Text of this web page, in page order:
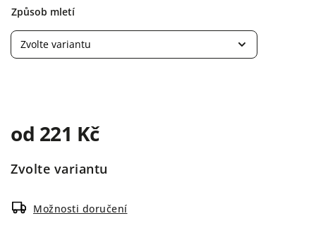
Způsob mletí
od 221 Kč
Zvolte variantu
Možnosti doručení